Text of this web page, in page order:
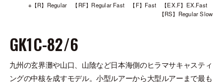
※【R】Regular 【RF】Regular Fast 【F】Fast 【EX.F】EX.Fast
【RS】Regular Slow
GK1C-82/6
九州の玄界灘や山口、山陰など日本海側のヒラマサキャスティ
ングの中核を成すモデル。小型ルアーから大型ルアーまで最も